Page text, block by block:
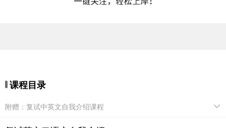
课程目录
附赠：复试中英文自我介绍课程